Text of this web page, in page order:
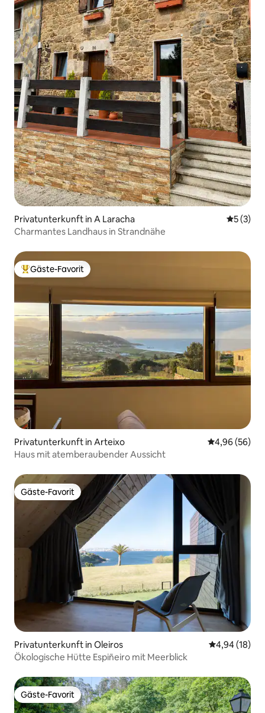
Privatunterkunft in A Laracha
5 (3)
Charmantes Landhaus in Strandnähe
Beliebter Gäste-Favorit.
Gäste-Favorit
Privatunterkunft in Arteixo
4,96 (56)
Haus mit atemberaubender Aussicht
Gäste-Favorit
Gäste-Favorit
Privatunterkunft in Oleiros
4,94 (18)
Ökologische Hütte Espiñeiro mit Meerblick
Gäste-Favorit
Gäste-Favorit